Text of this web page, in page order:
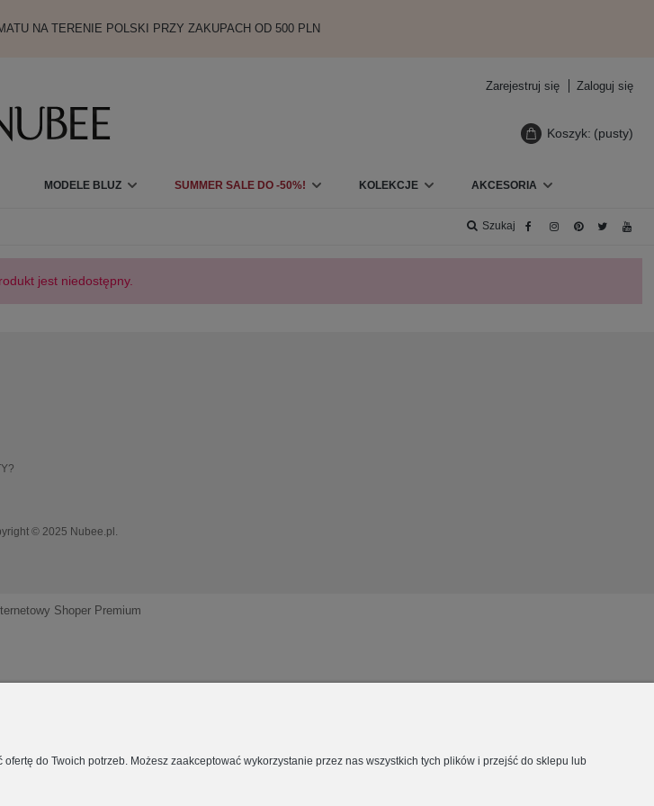
NA TERENIE POLSKI PRZY ZAKUPACH OD 500 PLN
Zarejestruj się Zaloguj się
Koszyk: (pusty)
MODELE BLUZ SUMMER SALE DO -50%! KOLEKCJE AKCESORIA
jest niedostępny.
© 2025 Nubee.pl.
Shoper Premium
do Twoich potrzeb. Możesz zaakceptować wykorzystanie przez nas wszystkich tych plików i przejść do sklepu lub